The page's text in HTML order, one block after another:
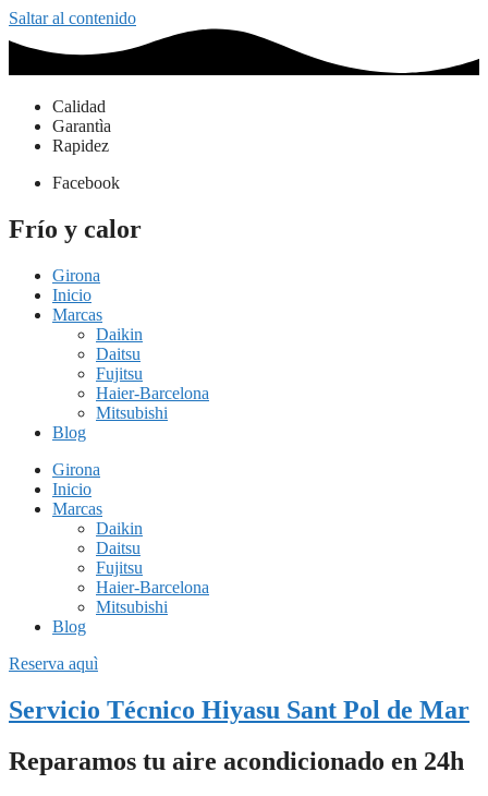
Saltar al contenido
Calidad
Garantìa
Rapidez
Facebook
Frío y calor
Girona
Inicio
Marcas
Daikin
Daitsu
Fujitsu
Haier-Barcelona
Mitsubishi
Blog
Girona
Inicio
Marcas
Daikin
Daitsu
Fujitsu
Haier-Barcelona
Mitsubishi
Blog
Reserva aquì
Servicio Técnico Hiyasu Sant Pol de Mar
Reparamos tu aire acondicionado en 24h